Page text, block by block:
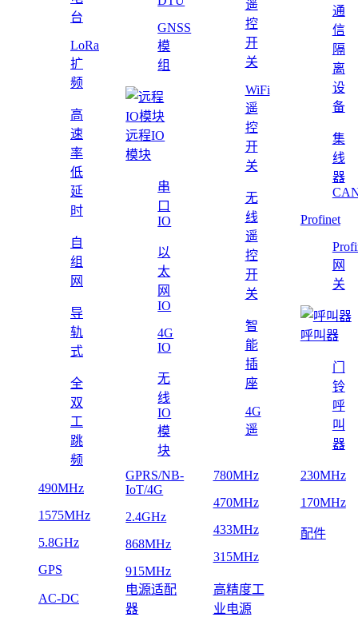
台
LoRa
扩
频
高
速
率
低
延
时
自
组
网
导
轨
式
全
双
工
跳
频
GNSS
模
组
远程IO
模块
串
口
IO
以
太
网
IO
4G
IO
无
线
IO
模
块
遥
控
开
关
WiFi
遥
控
开
关
无
线
遥
控
开
关
智
能
插
座
4G
遥
通
信
隔
离
设
备
集
线
器
Profinet
网
关
呼叫器
门
铃
呼
叫
器
490MHz
1575MHz
5.8GHz
GPS
GPRS/NB-
IoT/4G
2.4GHz
868MHz
915MHz
780MHz
470MHz
433MHz
315MHz
230MHz
170MHz
配件
AC-DC
电源适配
器
高精度工
业电源